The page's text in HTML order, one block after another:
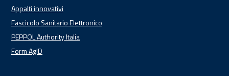
Appalti innovativi
Fascicolo Sanitario Elettronico
PEPPOL Authority Italia
Form AgID